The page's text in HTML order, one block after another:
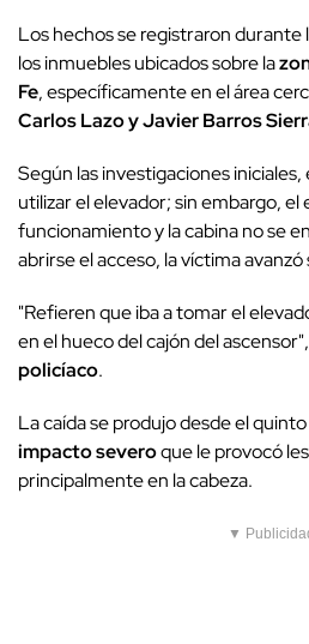
Los hechos se registraron durante
los inmuebles ubicados sobre la
Fe, específicamente en el área
Carlos Lazo y Javier Barros
Según las investigaciones iniciales,
utilizar el elevador; sin embargo, el
funcionamiento y la cabina no se
abrirse el acceso, la víctima
"Refieren que iba a tomar el
en el hueco del cajón del
policíaco.
La caída se produjo desde el
impacto severoque le provocó
principalmente en la cabeza.
▼